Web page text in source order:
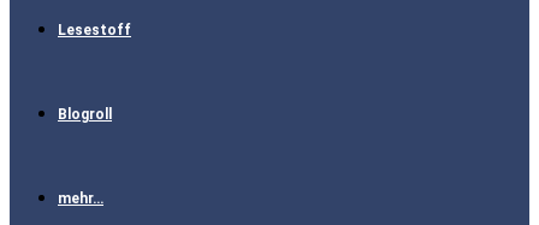
Lesestoff
Blogroll
mehr…